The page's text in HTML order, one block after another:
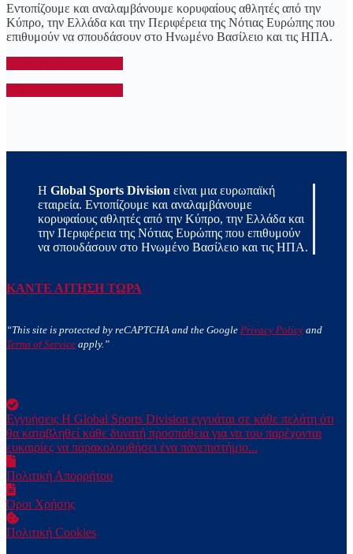
Εντοπίζουμε και αναλαμβάνουμε κορυφαίους αθλητές από την
Κύπρο, την Ελλάδα και την Περιφέρεια της Νότιας Ευρώπης που
επιθυμούν να σπουδάσουν στο Ηνωμένο Βασίλειο και τις ΗΠΑ.
Η Global Sports Division είναι μια ευρωπαϊκή
εταιρεία. Εντοπίζουμε και αναλαμβάνουμε
κορυφαίους αθλητές από την Κύπρο, την Ελλάδα και
την Περιφέρεια της Νότιας Ευρώπης που επιθυμούν
να σπουδάσουν στο Ηνωμένο Βασίλειο και τις ΗΠΑ.
ΚΑΝΤΕ ΑΙΤΗΣΗ ΤΩΡΑ
“This site is protected by reCAPTCHA and the Google Privacy Policy and
Terms of Service apply.”
Εγγυήσεις Η Global Sports Division εγγυάται σε κάθε πελάτη ότι
θα καταβληθεί κάθε δυνατή προσπάθεια για να του παρέχονται
ευκαιρίες να παρακολουθήσει ένα πανεπιστήμιο...
Πολιτική Απορρήτου
Όροι Χρήσης
Πολιτική Cookies